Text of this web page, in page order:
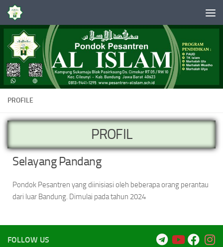
Skip to content
PROFILE
PROFIL
Selayang Pandang
Pondok Pesantren yang diinisiasi oleh beberapa orang perantau
dari luar Bandung. Dimulai pada tahun 2024
FOLLOW US